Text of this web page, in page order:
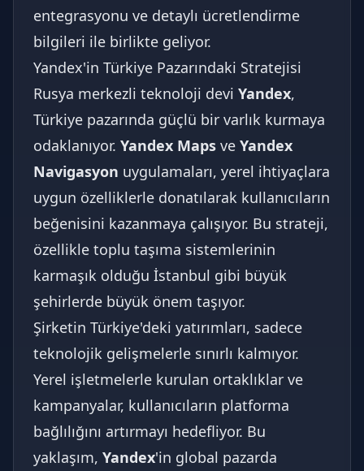
entegrasyonu ve detaylı ücretlendirme
bilgileri ile birlikte geliyor.
Yandex'in Türkiye Pazarındaki Stratejisi
Rusya merkezli teknoloji devi Yandex,
Türkiye pazarında güçlü bir varlık kurmaya
odaklanıyor. Yandex Maps ve Yandex
Navigasyon uygulamaları, yerel ihtiyaçlara
uygun özelliklerle donatılarak kullanıcıların
beğenisini kazanmaya çalışıyor. Bu strateji,
özellikle toplu taşıma sistemlerinin
karmaşık olduğu İstanbul gibi büyük
şehirlerde büyük önem taşıyor.
Şirketin Türkiye'deki yatırımları, sadece
teknolojik gelişmelerle sınırlı kalmıyor.
Yerel işletmelerle kurulan ortaklıklar ve
kampanyalar, kullanıcıların platforma
bağlılığını artırmayı hedefliyor. Bu
yaklaşım, Yandex'in global pazarda